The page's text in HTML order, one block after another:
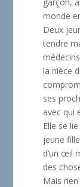
monde
Deux
tendre
la nièce
ses
avec qui
Elle se
jeune
d’un œil
des
Mais